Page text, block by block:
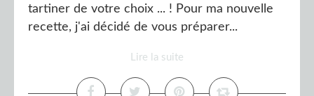
tartiner de votre choix ... ! Pour ma nouvelle
recette, j'ai décidé de vous préparer...
Lire la suite